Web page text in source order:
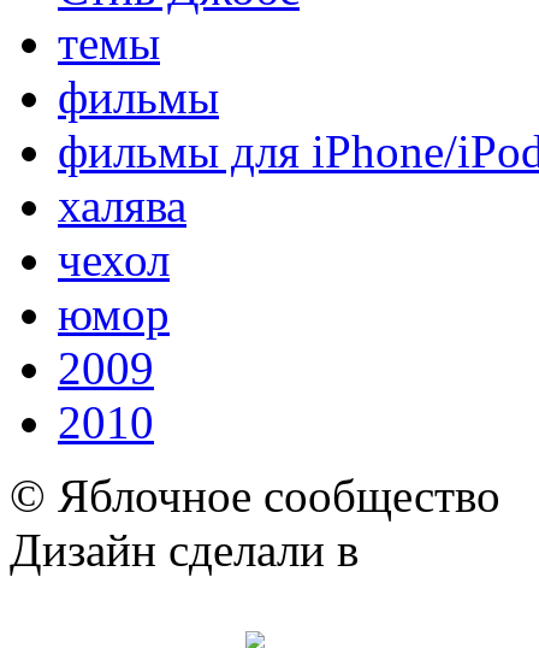
темы
фильмы
фильмы для iPhone/
халява
чехол
юмор
2009
2010
© Яблочное сообщество
Дизайн сделали в